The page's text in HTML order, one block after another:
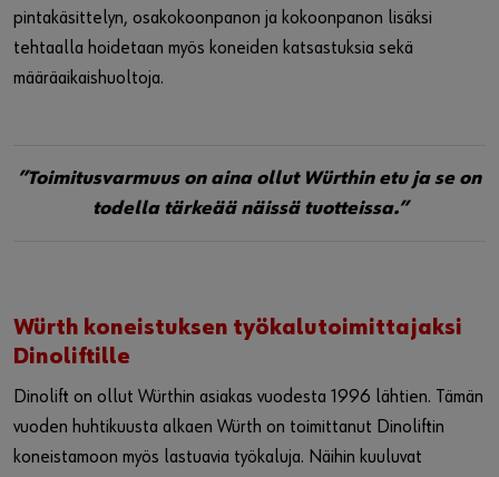
pintakäsittelyn, osakokoonpanon ja kokoonpanon lisäksi
tehtaalla hoidetaan myös koneiden katsastuksia sekä
määräaikaishuoltoja.
”Toimitusvarmuus on aina ollut Würthin etu ja se on
todella tärkeää näissä tuotteissa.”
Würth koneistuksen työkalutoimittajaksi
Dinoliftille
Dinolift on ollut Würthin asiakas vuodesta 1996 lähtien. Tämän
vuoden huhtikuusta alkaen Würth on toimittanut Dinoliftin
koneistamoon myös lastuavia työkaluja. Näihin kuuluvat